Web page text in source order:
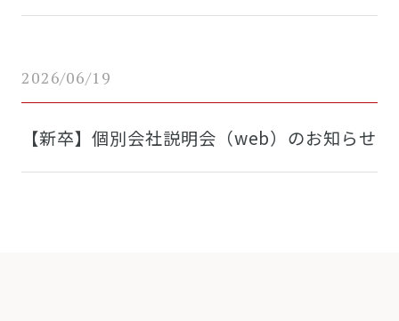
2026/06/19
【新卒】個別会社説明会（web）のお知らせ